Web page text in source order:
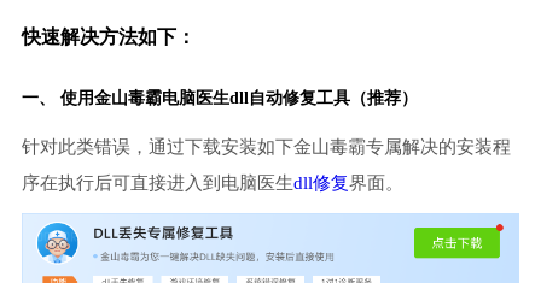
快速解决方法如下：
一、 使用金山毒霸电脑医生dll自动修复工具（推荐）
针对此类错误，通过下载安装如下金山毒霸专属解决的安装程
序在执行后可直接进入到电脑医生dll修复界面。